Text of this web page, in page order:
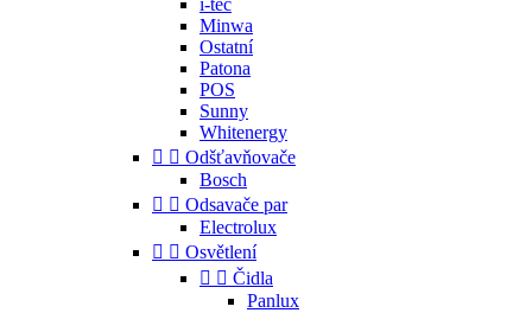
Minwa
Ostatní
Patona
POS
Sunny
Whitenergy
  Odšťavňovače
Bosch
  Odsavače par
Electrolux
  Osvětlení
  Čidla
Panlux